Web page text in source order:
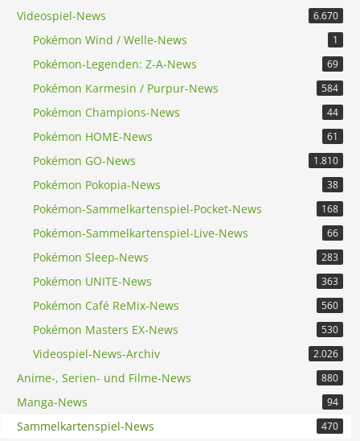
Videospiel-News 6.670
Pokémon Wind / Welle-News 1
Pokémon-Legenden: Z-A-News 69
Pokémon Karmesin / Purpur-News 584
Pokémon Champions-News 44
Pokémon HOME-News 61
Pokémon GO-News 1.810
Pokémon Pokopia-News 38
Pokémon-Sammelkartenspiel-Pocket-News 168
Pokémon-Sammelkartenspiel-Live-News 66
Pokémon Sleep-News 283
Pokémon UNITE-News 363
Pokémon Café ReMix-News 560
Pokémon Masters EX-News 530
Videospiel-News-Archiv 2.026
Anime-, Serien- und Filme-News 880
Manga-News 94
Sammelkartenspiel-News 470